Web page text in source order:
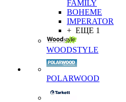
FAMILY
BOHEME
IMPERATOR
+ ЕЩЕ 1
WOODSTYLE
POLARWOOD